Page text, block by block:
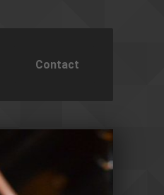
Contact